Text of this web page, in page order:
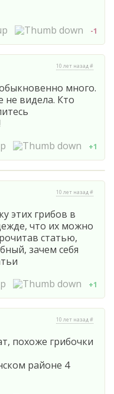
-1
10 лет назад #
много.
видела. Кто
+1
10 лет назад #
этих грибов в
что их можно
статью,
зачем себя
+1
10 лет назад #
похоже грибочки
районе 4